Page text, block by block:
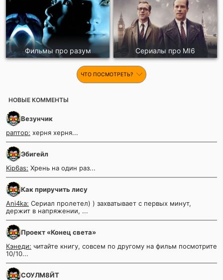
Фильмы про разум Сериалы про MI6
ЧТО ПОСМОТРЕТЬ?
НОВЫЕ КОММЕНТЫ
Везунчик
раптор: херня херня...
Эбигейл
Kip6as: Хрень на один раз...
Как приручить лису
Ani4ka: Сериал пролетел) ) захватывает с первых минут,
держит в напряжении, ...
Проект «Конец света»
Кэнеди: читайте книгу, совсем по другому на фильм посмотрите
10/10...
СОУЛМ8ЙТ